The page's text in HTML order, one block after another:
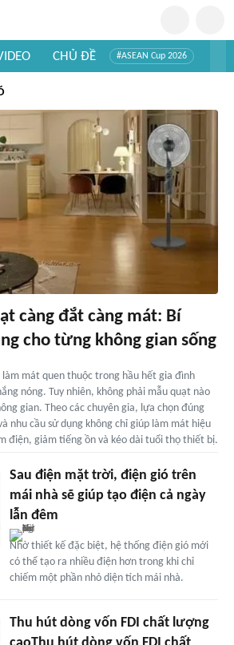
CHỦ ĐỀ #ASEAN Cup 2026
càng đắt càng mát: Bí
cho từng không gian sống
mát quen thuộc trong hầu hết gia đình
nóng. Tuy nhiên, không phải mẫu quạt nào
gian. Theo các chuyên gia, lựa chọn đúng
nhu cầu sử dụng không chỉ giúp làm mát hiệu
điện, giảm tiếng ồn và kéo dài tuổi thọ thiết bị.
Sau điện mặt trời, điện gió trên
mái nhà sẽ giúp tạo điện cả ngày
lẫn đêm
Nhờ thiết kế đặc biệt, hệ thống điện gió mới
có thể tạo ra nhiều điện hơn trong khi chỉ
chiếm một phần nhỏ diện tích mái nhà.
Thu hút dòng vốn FDI chất lượng